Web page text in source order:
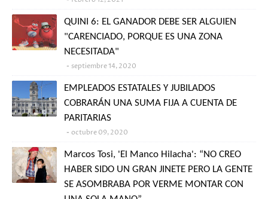
QUINI 6: EL GANADOR DEBE SER ALGUIEN
"CARENCIADO, PORQUE ES UNA ZONA
NECESITADA"
septiembre 14, 2020
EMPLEADOS ESTATALES Y JUBILADOS
COBRARÁN UNA SUMA FIJA A CUENTA DE
PARITARIAS
octubre 09, 2020
Marcos Tosi, 'El Manco Hilacha': “NO CREO
HABER SIDO UN GRAN JINETE PERO LA GENTE
SE ASOMBRABA POR VERME MONTAR CON